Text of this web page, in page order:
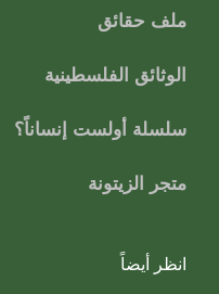
ملف حقائق
الوثائق الفلسطينية
سلسلة أولست إنساناً؟
متجر الزيتونة
انظر أيضاً